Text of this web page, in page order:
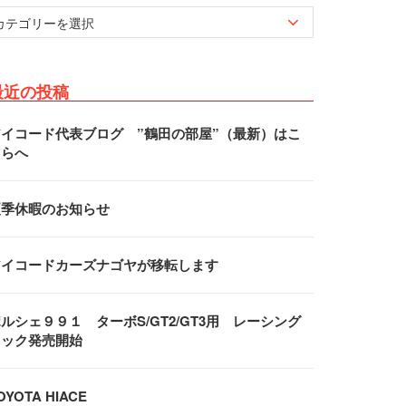
の投稿
コード代表ブログ ”鶴田の部屋”（最新）はこ
へ
休暇のお知らせ
コードカーズナゴヤが移転します
シェ９９１ ターボS/GT2/GT3用 レーシング
ク発売開始
HIACE